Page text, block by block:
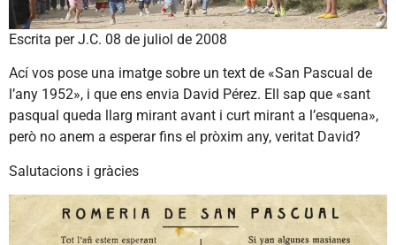
Escrita per J.C. 08 de juliol de 2008
Ací vos pose una imatge sobre un text de «San Pascual de
l’any 1952», i que ens envia David Pérez. Ell sap que «sant
pasqual queda llarg mirant avant i curt mirant a l’esquena»,
però no anem a esperar fins el pròxim any, veritat David?
Salutacions i gràcies